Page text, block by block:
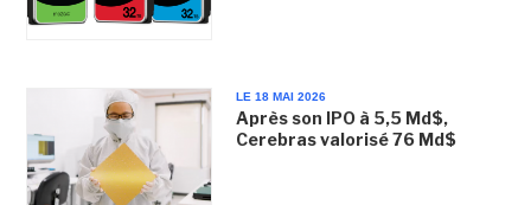
LE 18 MAI 2026
Après son IPO à 5,5 Md$,
Cerebras valorisé 76 Md$